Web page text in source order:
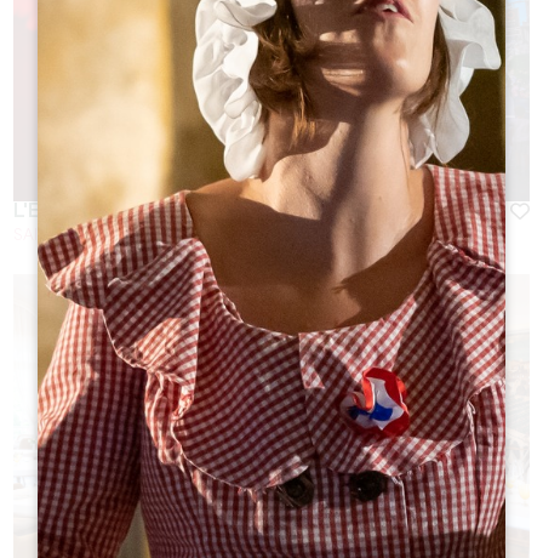
L'ENVERS DU DÉCOR
SAINT-EMILION